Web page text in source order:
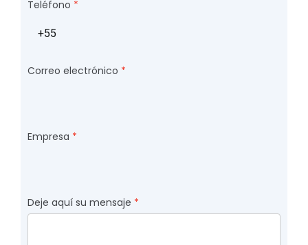
Teléfono
Correo electrónico
Empresa
Deje aquí su mensaje